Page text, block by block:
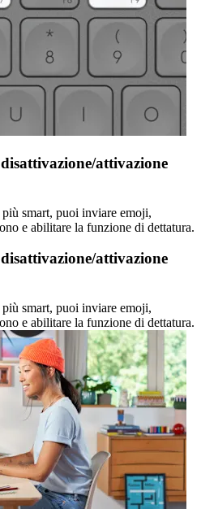
attivazione
smart, puoi inviare emoji,
e abilitare la funzione di dettatura.
attivazione
smart, puoi inviare emoji,
e abilitare la funzione di dettatura.